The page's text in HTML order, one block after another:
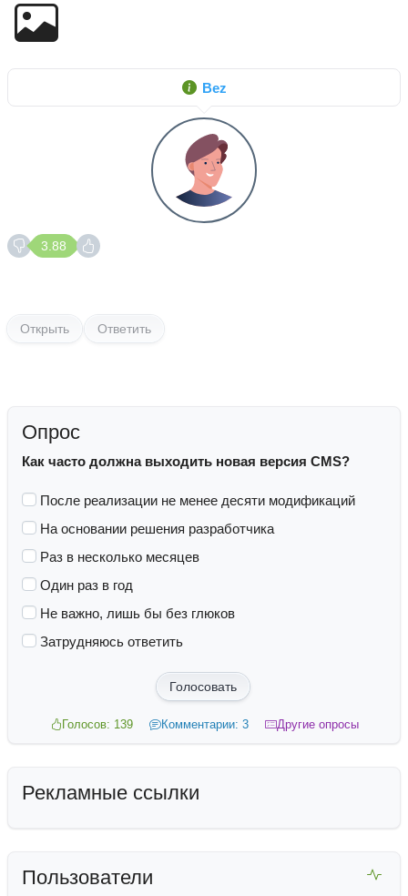
Bez
3.88
Открыть Ответить
Опрос
Как часто должна выходить новая версия CMS?
После реализации не менее десяти модификаций
На основании решения разработчика
Раз в несколько месяцев
Один раз в год
Не важно, лишь бы без глюков
Затрудняюсь ответить
Голосовать
Голосов: 139 Комментарии: 3 Другие опросы
Рекламные ссылки
Пользователи